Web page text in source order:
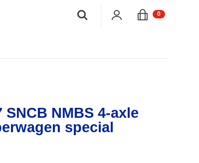
0;
NMBS 4-axle
special